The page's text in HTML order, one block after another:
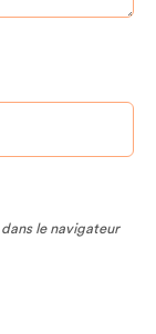
le navigateur